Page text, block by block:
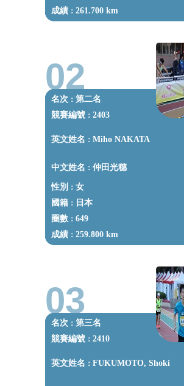
成績 ： 261.700 km
02
名次 ： 第二名
競賽編號 ： 2403
英文姓名 ： Miho NAKATA
中文姓名 ： 仲田光穗
性別 ： 女
國籍 ： 日本
圈數 ： 649
成績 ： 259.800 km
03
名次 ： 第三名
競賽編號 ： 2410
英文姓名 ： FUKUMOTO, Shoki